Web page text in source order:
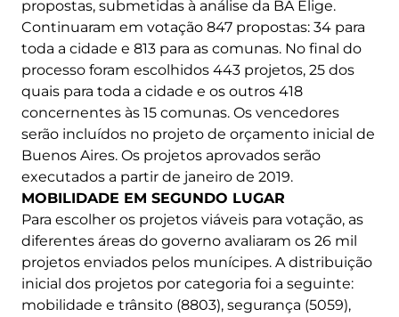
propostas, submetidas à análise da BA Elige.
Continuaram em votação 847 propostas: 34 para
toda a cidade e 813 para as comunas. No final do
processo foram escolhidos 443 projetos, 25 dos
quais para toda a cidade e os outros 418
concernentes às 15 comunas. Os vencedores
serão incluídos no projeto de orçamento inicial de
Buenos Aires. Os projetos aprovados serão
executados a partir de janeiro de 2019.
MOBILIDADE EM SEGUNDO LUGAR
Para escolher os projetos viáveis para votação, as
diferentes áreas do governo avaliaram os 26 mil
projetos enviados pelos munícipes. A distribuição
inicial dos projetos por categoria foi a seguinte:
mobilidade e trânsito (8803), segurança (5059),